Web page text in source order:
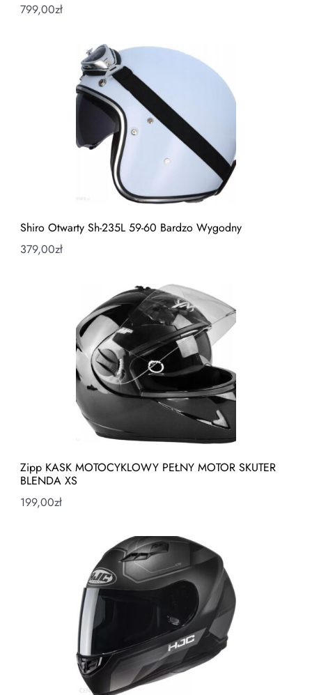
799,00zł
Shiro Otwarty Sh-235L 59-60 Bardzo Wygodny
379,00zł
Zipp KASK MOTOCYKLOWY PEŁNY MOTOR SKUTER
BLENDA XS
199,00zł